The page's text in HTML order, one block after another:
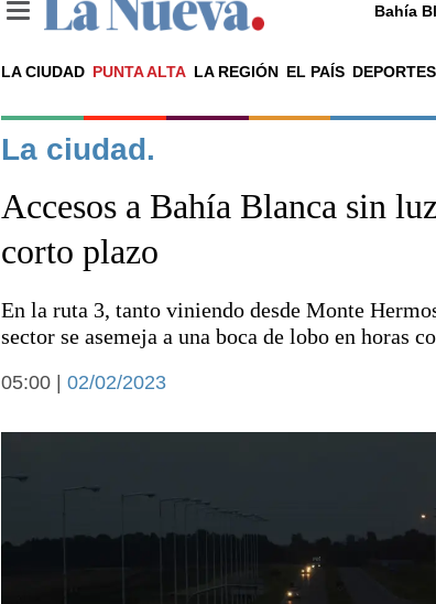
Bahía
LA CIUDAD PUNTA ALTA LA REGIÓN EL PAÍS DEPORTES
Noticias
La ciudad
El país
Deportes
Escenario
Arte y cultura
Economía y campo
Economía y
Con el campo
La ciudad.
Accesos a Bahía Blanca sin
corto plazo
En la ruta 3, tanto viniendo desde Monte
sector se asemeja a una boca de lobo en horas
05:00 | 02/02/2023